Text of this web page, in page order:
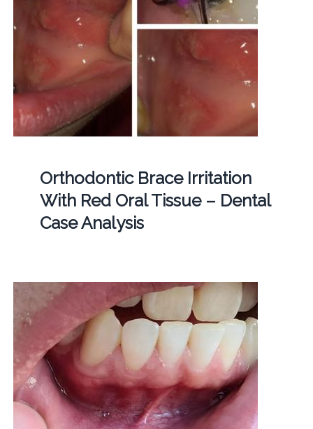
Orthodontic Brace Irritation
With Red Oral Tissue – Dental
Case Analysis